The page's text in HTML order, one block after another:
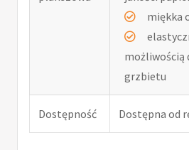
miękka
możliwością
grzbietu
Dostępność Dostępna od